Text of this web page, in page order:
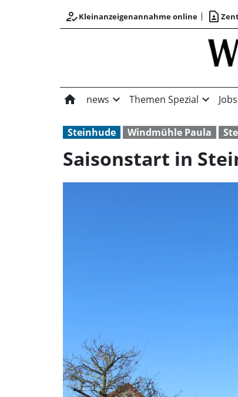
how_to_regKleinanzeigenannahme online contact_page
home news expand_more Themen Spezial expand_more Jobs
Steinhude Windmühle Paula
Saisonstart in